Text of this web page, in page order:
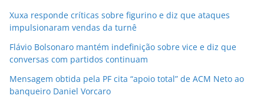
Xuxa responde críticas sobre figurino e diz que ataques
impulsionaram vendas da turnê
Flávio Bolsonaro mantém indefinição sobre vice e diz que
conversas com partidos continuam
Mensagem obtida pela PF cita “apoio total” de ACM Neto ao
banqueiro Daniel Vorcaro